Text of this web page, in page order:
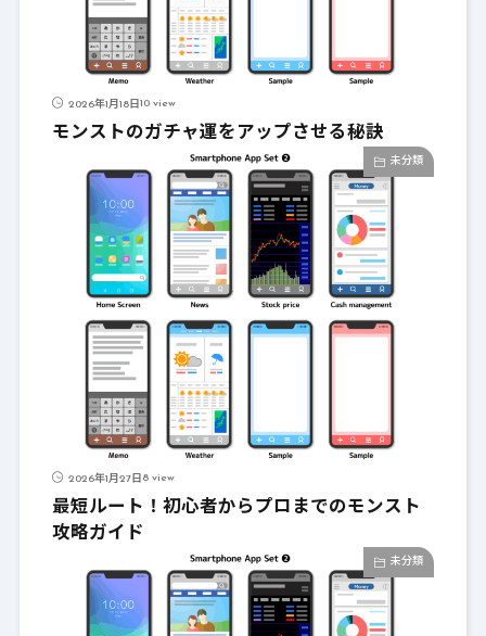
2026年1月18日10 view
モンストのガチャ運をアップさせる秘訣
未分類
2026年1月27日 8 view
最短ルート！初心者からプロまでのモンスト
攻略ガイド
未分類